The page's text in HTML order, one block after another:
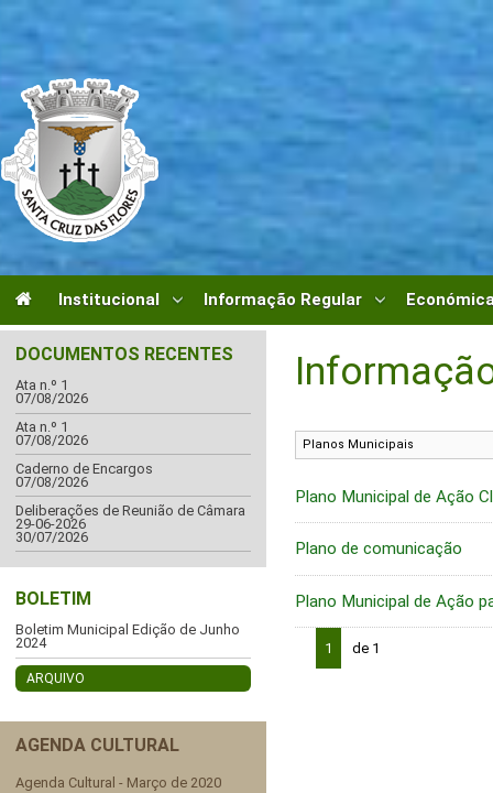
Institucional Informação Regular
DOCUMENTOS RECENTES
Ata n.º 1
07/08/2026
Ata n.º 1
07/08/2026
Caderno de Encargos
07/08/2026
Deliberações de Reunião de Câmara
29-06-2026
30/07/2026
BOLETIM
Boletim Municipal Edição de Junho
2024
ARQUIVO
AGENDA CULTURAL
Agenda Cultural - Março de 2020
Plano Municipal de Ação
Plano de comunicação
Plano Municipal de Ação
1 de 1